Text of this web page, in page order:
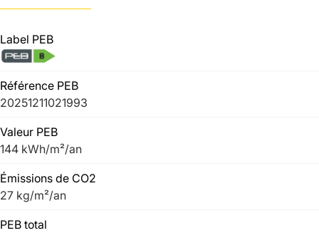
Label PEB
Référence PEB
20251211021993
Valeur PEB
144 kWh/m²/an
Émissions de CO2
27 kg/m²/an
PEB total